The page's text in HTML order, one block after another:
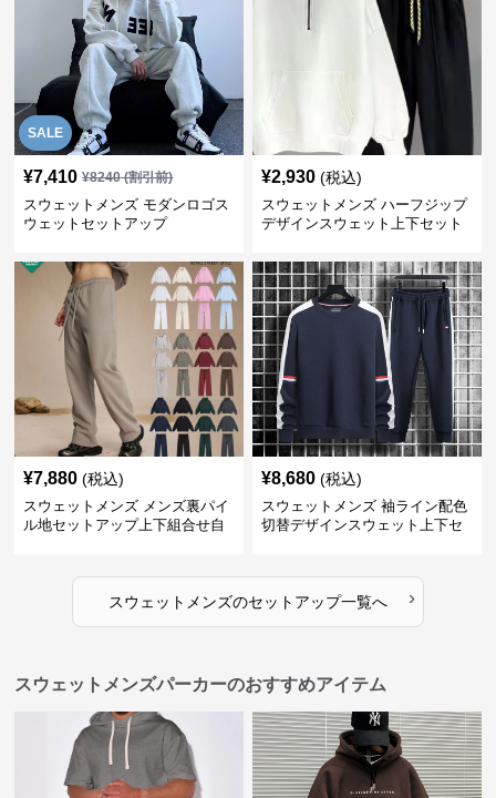
SALE
¥7,410 ¥8240(割引前)
スウェットメンズ モダンロゴス
ウェットセットアップ
¥2,930 (税込)
スウェットメンズ ハーフジップ
デザインスウェット上下セット
¥7,880 (税込)
スウェットメンズ メンズ裏パイ
ル地セットアップ上下組合せ自
¥8,680 (税込)
スウェットメンズ 袖ライン配色
切替デザインスウェット上下セ
スウェットメンズのセットアップ一覧へ ›
スウェットメンズパーカーのおすすめアイテム